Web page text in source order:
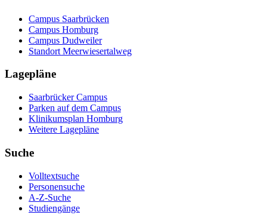
Campus Saarbrücken
Campus Homburg
Campus Dudweiler
Standort Meerwiesertalweg
Lagepläne
Saarbrücker Campus
Parken auf dem Campus
Klinikumsplan Homburg
Weitere Lagepläne
Suche
Volltextsuche
Personensuche
A-Z-Suche
Studiengänge